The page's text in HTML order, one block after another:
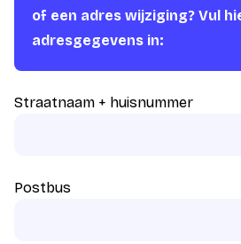
of een adres wijziging? Vul
adresgegevens in:
Straatnaam + huisnummer
Postbus